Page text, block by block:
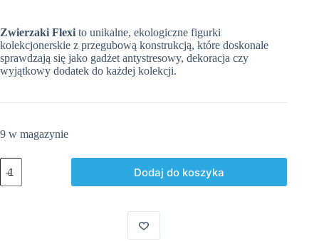
Zwierzaki Flexi to unikalne, ekologiczne figurki
kolekcjonerskie z przegubową konstrukcją, które doskonale
sprawdzają się jako gadżet antystresowy, dekoracja czy
wyjątkowy dodatek do każdej kolekcji.
9 w magazynie
ilość
Pająk
Truskawka
Dodaj do koszyka